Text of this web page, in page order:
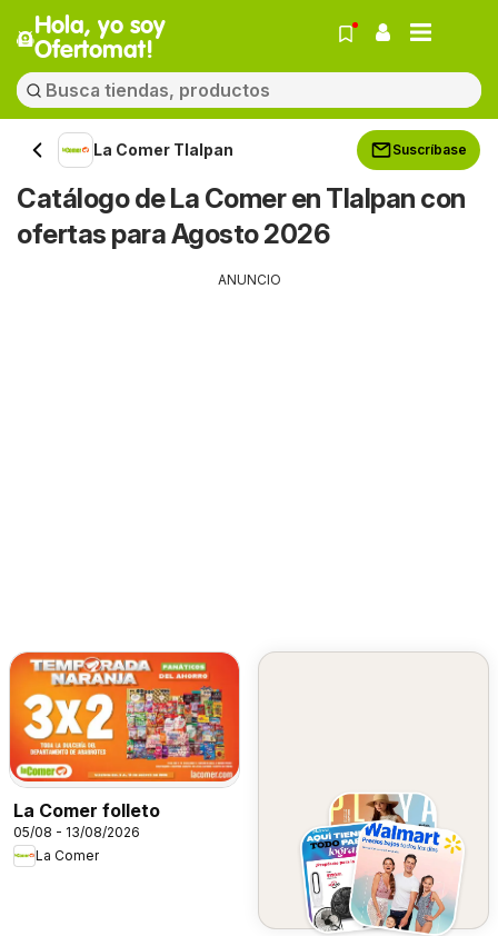
Hola, yo soy
Ofertomat!
La Comer Tlalpan Suscríbase
Catálogo de La Comer en Tlalpan con
ofertas para Agosto 2026
ANUNCIO
La Comer folleto
05/08 - 13/08/2026
La Comer